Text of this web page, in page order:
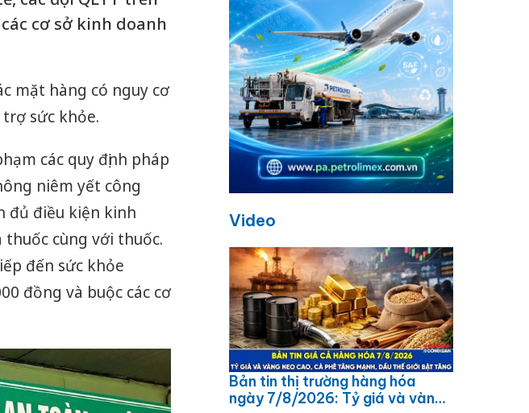
cơ sở kinh doanh
mặt hàng có nguy cơ
sức khỏe.
các quy định pháp
niêm yết công
đủ điều kiện kinh
cùng với thuốc.
đến sức khỏe
đồng và buộc các cơ
Video
Bản tin thị trường hàng hóa
ngày 7/8/2026: Tỷ giá và vàng